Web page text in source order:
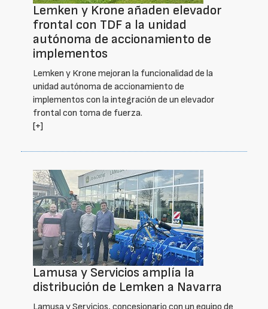
Lemken y Krone añaden elevador
frontal con TDF a la unidad
autónoma de accionamiento de
implementos
Lemken y Krone mejoran la funcionalidad de la
unidad autónoma de accionamiento de
implementos con la integración de un elevador
frontal con toma de fuerza.
[+]
Lamusa y Servicios amplía la
distribución de Lemken a Navarra